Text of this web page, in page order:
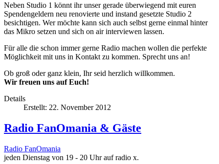
Neben Studio 1 könnt ihr unser gerade überwiegend mit euren
Spendengeldern neu renovierte und instand gesetzte Studio 2
besichtigen. Wer möchte kann sich auch selbst gerne einmal hinter
das Mikro setzen und sich on air interviewen lassen.
Für alle die schon immer gerne Radio machen wollen die perfekte
Möglichkeit mit uns in Kontakt zu kommen. Sprecht uns an!
Ob groß oder ganz klein, Ihr seid herzlich willkommen.
Wir freuen uns auf Euch!
Details
Erstellt: 22. November 2012
Radio FanOmania & Gäste
Radio FanOmania
jeden Dienstag von 19 - 20 Uhr auf radio x.